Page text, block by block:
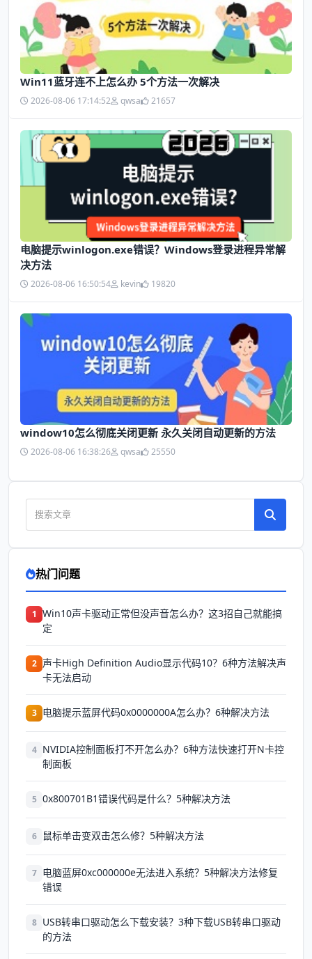
Win11蓝牙连不上怎么办 5个方法一次解决
2026-08-06 17:14:52 qwsa 21657
电脑提示winlogon.exe错误？Windows登录进程异常解
决方法
2026-08-06 16:50:54 kevin 19820
window10怎么彻底关闭更新 永久关闭自动更新的方法
2026-08-06 16:38:26 qwsa 25550
热门问题
1 Win10声卡驱动正常但没声音怎么办？这3招自己就能搞
定
2 声卡High Definition Audio显示代码10？6种方法解决声
卡无法启动
3 电脑提示蓝屏代码0x0000000A怎么办？6种解决方法
4 NVIDIA控制面板打不开怎么办？6种方法快速打开N卡控
制面板
5 0x800701B1错误代码是什么？5种解决方法
6 鼠标单击变双击怎么修？5种解决方法
7 电脑蓝屏0xc000000e无法进入系统？5种解决方法修复
错误
8 USB转串口驱动怎么下载安装？3种下载USB转串口驱动
的方法